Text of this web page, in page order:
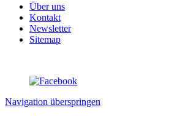
Über uns
Kontakt
Newsletter
Sitemap
Navigation überspringen